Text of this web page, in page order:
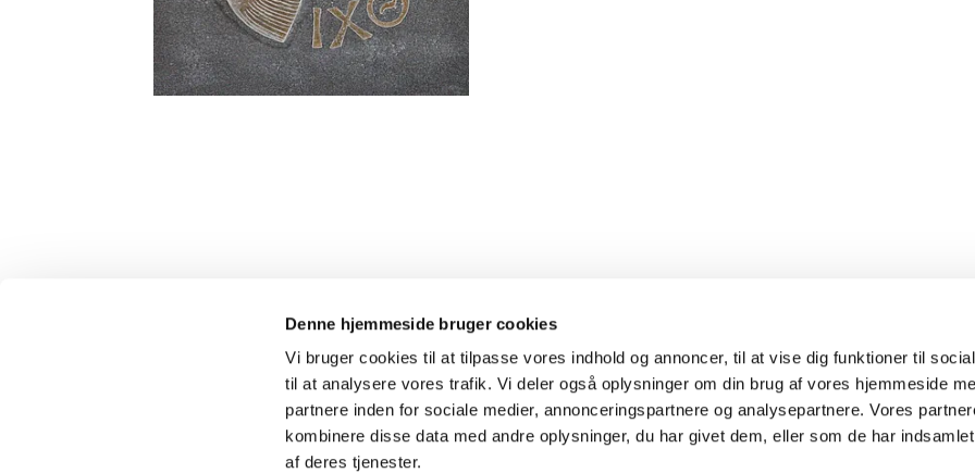
Denne hjemmeside bruger cookies
Vi bruger cookies til at tilpasse vores indhold og annoncer, til at vise dig funktioner til
til at analysere vores trafik. Vi deler også oplysninger om din brug af vores hjemmeside
partnere inden for sociale medier, annonceringspartnere og analysepartnere. Vores
kombinere disse data med andre oplysninger, du har givet dem, eller som de har
af deres tjenester.
kontor@sctjoergens.dk
Kontakt Tilgængelighedserklæring